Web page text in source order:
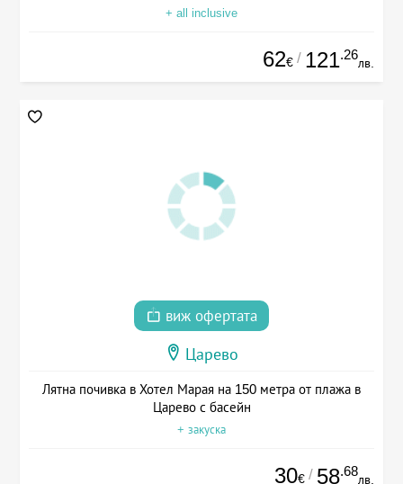
+ all inclusive
62€ / 121.26
лв.
виж офертата
Царево
Лятна почивка в Хотел Марая на 150 метра от плажа в
Царево с басейн
+ закуска
30€ / 58.68
лв.